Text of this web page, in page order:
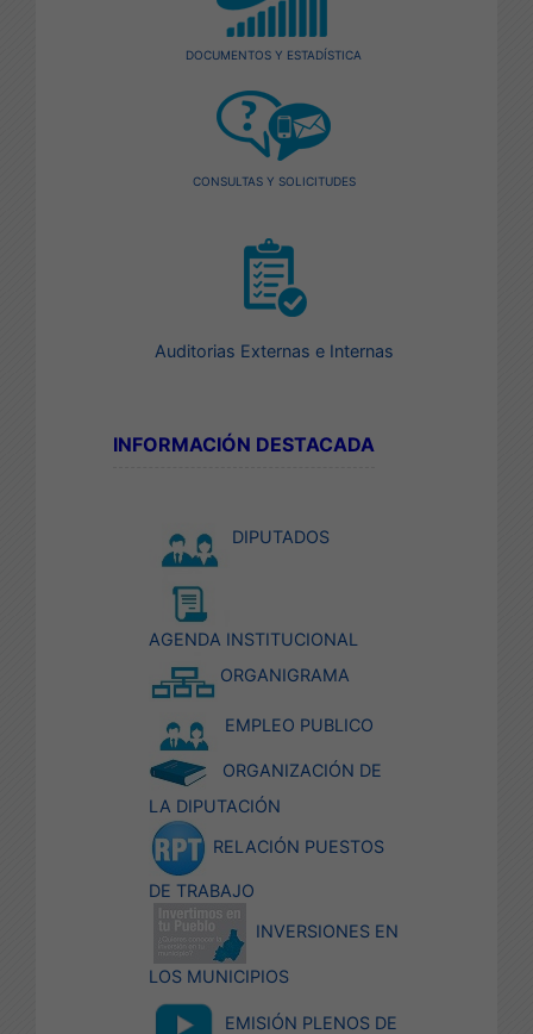
DOCUMENTOS Y ESTADÍSTICA
CONSULTAS Y SOLICITUDES
Auditorias Externas e Internas
INFORMACIÓN DESTACADA
DIPUTADOS
AGENDA INSTITUCIONAL
ORGANIGRAMA
EMPLEO PUBLICO
ORGANIZACIÓN DE
LA DIPUTACIÓN
RELACIÓN PUESTOS
DE TRABAJO
INVERSIONES EN
LOS MUNICIPIOS
EMISIÓN PLENOS DE